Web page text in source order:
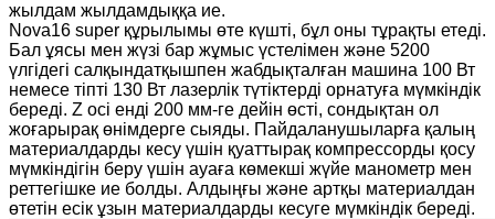
жылдам жылдамдыққа ие.
Nova16 super құрылымы өте күшті, бұл оны тұрақты етеді.
Бал ұясы мен жүзі бар жұмыс үстелімен және 5200
үлгідегі салқындатқышпен жабдықталған машина 100 Вт
немесе тіпті 130 Вт лазерлік түтіктерді орнатуға мүмкіндік
береді. Z осі енді 200 мм-ге дейін өсті, сондықтан ол
жоғарырақ өнімдерге сыяды. Пайдаланушыларға қалың
материалдарды кесу үшін қуаттырақ компрессорды қосу
мүмкіндігін беру үшін ауаға көмекші жүйе манометр мен
реттегішке ие болды. Алдыңғы және артқы материалдан
өтетін есік ұзын материалдарды кесуге мүмкіндік береді.